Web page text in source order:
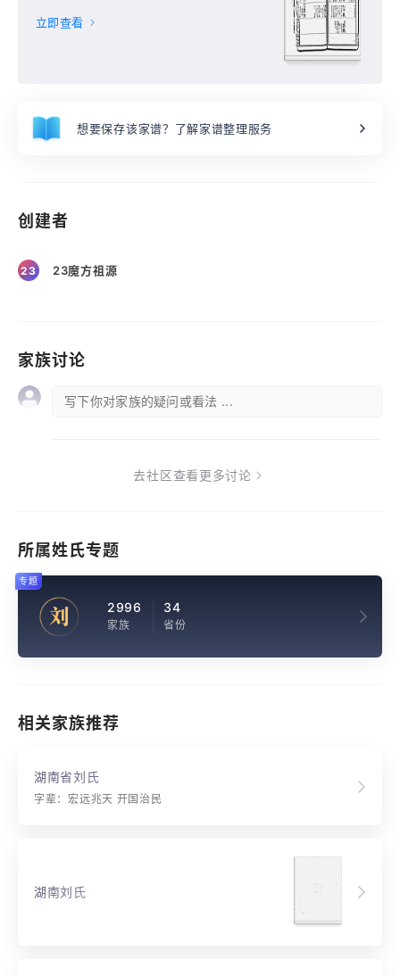
(卷10-16, 卷末),
立即查看
想要保存该家谱？了解家谱整理服务
创建者
23 23魔方祖源
家族讨论
写下你对家族的疑问或看法 ...
去社区查看更多讨论
所属姓氏专题
刘 2996
家族
34
省份
专题
相关家族推荐
湖南省刘氏
字辈：宏远兆天 开国治民
湖南刘氏